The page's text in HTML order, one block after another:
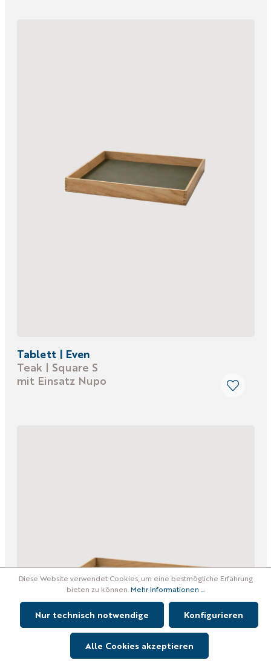
Tablett | Even
Teak | Square S
mit Einsatz Nupo
Diese Website verwendet Cookies, um eine bestmögliche Erfahrung
bieten zu können. Mehr Informationen ...
Nur technisch notwendige Konfigurieren
Alle Cookies akzeptieren